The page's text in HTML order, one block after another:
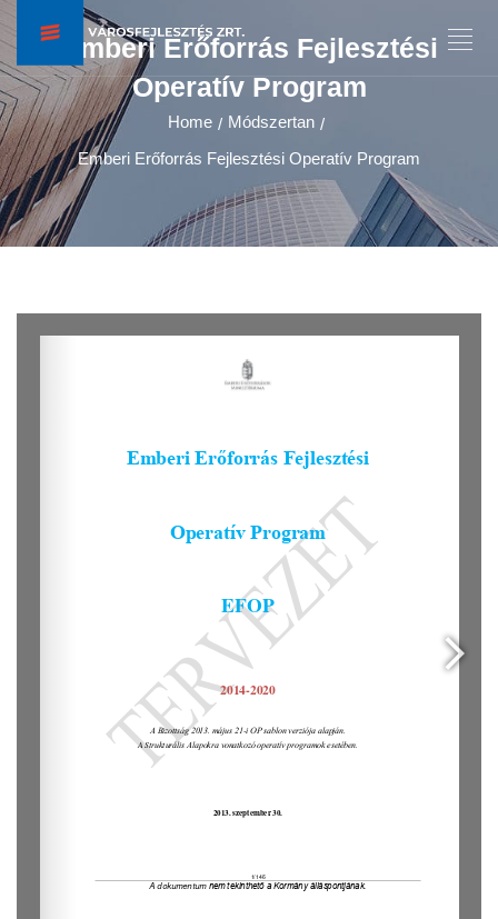
Emberi Erőforrás Fejlesztési
Operatív Program
Home / Módszertan /
Emberi Erőforrás Fejlesztési Operatív Program